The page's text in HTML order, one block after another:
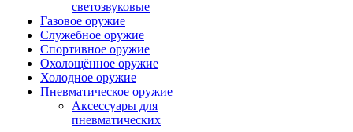
светозвуковые
Газовое оружие
Служебное оружие
Спортивное оружие
Охолощённое оружие
Холодное оружие
Пневматическое оружие
Аксессуары для
пневматических